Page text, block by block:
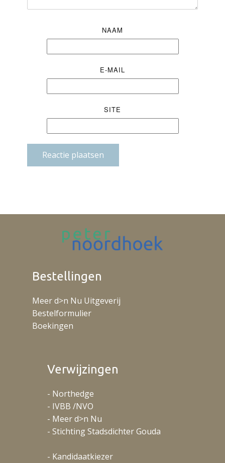
NAAM
E-MAIL
SITE
Reactie plaatsen
Bestellingen
Meer d>n Nu Uitgeverij
Bestelformulier
Boekingen
Verwijzingen
- Northedge
- IVBB /NVO
- Meer d>n Nu
- Stichting Stadsdichter Gouda
- Kandidaatkiezer